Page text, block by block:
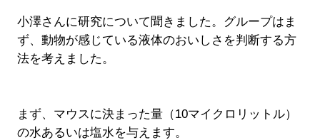
小澤さんに研究について聞きました。グループはま
ず、動物が感じている液体のおいしさを判断する方
法を考えました。
まず、マウスに決まった量（10マイクロリットル）
の水あるいは塩水を与えます。